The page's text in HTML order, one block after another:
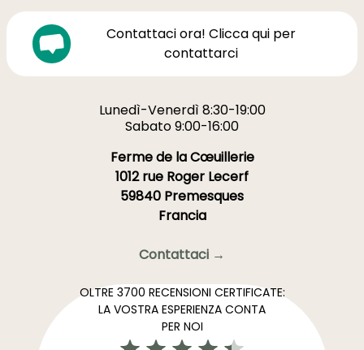
Contattaci ora! Clicca qui per
contattarci
Lunedì-Venerdì 8:30-19:00
Sabato 9:00-16:00
Ferme de la Cœuillerie
1012 rue Roger Lecerf
59840 Premesques
Francia
Contattaci →
OLTRE 3700 RECENSIONI CERTIFICATE:
LA VOSTRA ESPERIENZA CONTA
PER NOI